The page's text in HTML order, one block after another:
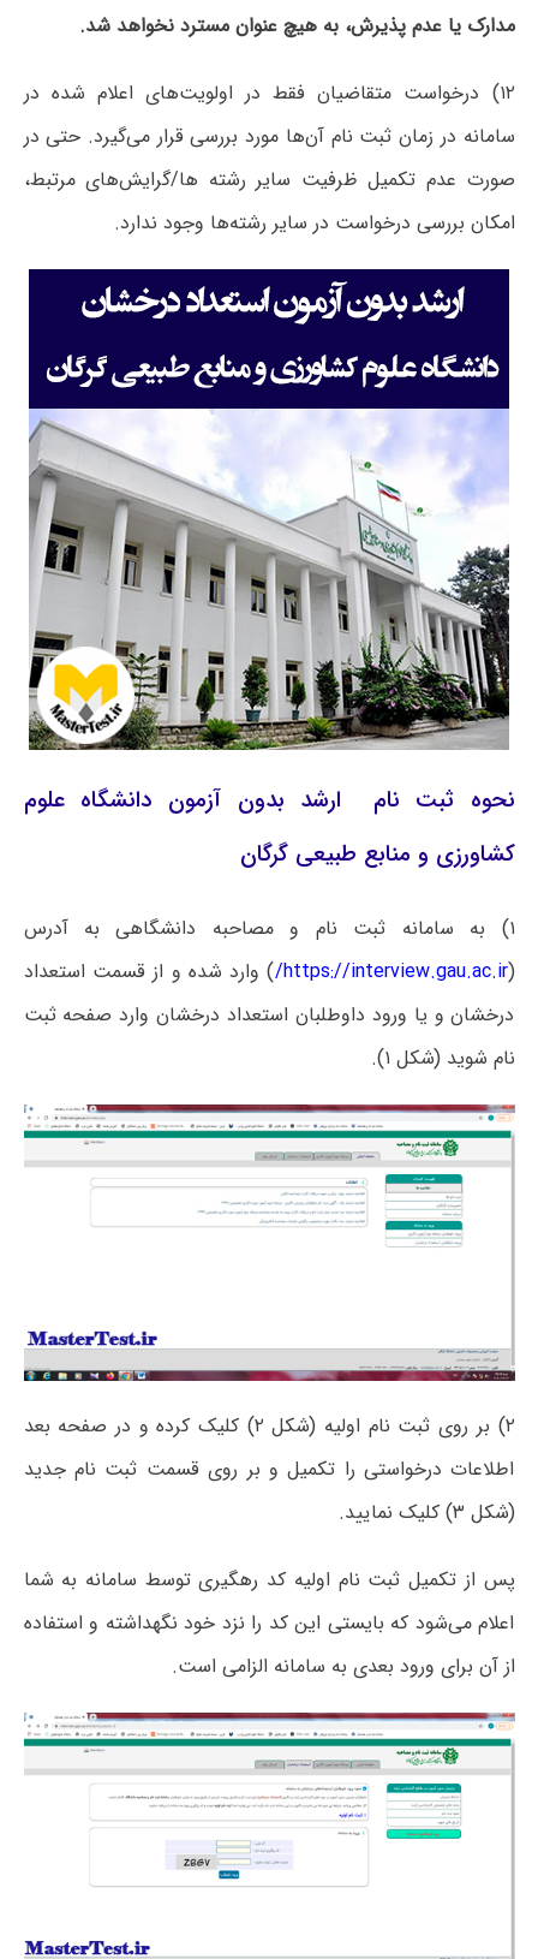
مدارک یا عدم پذیرش، به هیچ عنوان مسترد نخواهد شد.
۱۲) درخواست متقاضیان فقط در اولویت‌های اعلام شده در
سامانه در زمان ثبت نام آن‌ها مورد بررسی قرار می‌گیرد. حتی در
صورت‌ عدم تکمیل ظرفیت سایر رشته ها/گرایش‌های مرتبط،
امکان بررسی درخواست در سایر رشته‌ها وجود ندارد.
نحوه ثبت نام ارشد بدون آزمون دانشگاه علوم
کشاورزی و منابع طبیعی گرگان
۱) به سامانه ثبت نام و مصاحبه دانشگاهی به آدرس
(
https://interview.gau.ac.ir/ ) وارد شده و از قسمت استعداد
درخشان و یا ورود داوطلبان استعداد درخشان وارد صفحه ثبت
نام شوید (شکل ۱).
۲) بر روی ثبت نام اولیه (شکل ۲) کلیک کرده و در صفحه بعد
اطلاعات درخواستی را تکمیل و بر روی قسمت ثبت نام جدید
(شکل ۳) کلیک نمایید.
پس از تکمیل ثبت نام اولیه کد رهگیری توسط سامانه به شما
اعلام می‌شود که بایستی این کد را نزد خود نگهداشته و استفاده
از آن برای ورود بعدی به سامانه الزامی است.